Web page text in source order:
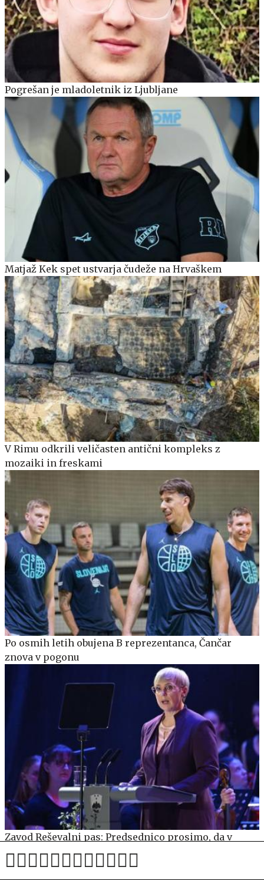
Pogrešan je mladoletnik iz Ljubljane
Matjaž Kek spet ustvarja čudeže na Hrvaškem
V Rimu odkrili veličasten antični kompleks z
mozaiki in freskami
Po osmih letih obujena B reprezentanca, Čančar
znova v pogonu
Zavod Reševalni pas: Predsednico prosimo, da v
vozilu nikoli več ne sedi nepripeta